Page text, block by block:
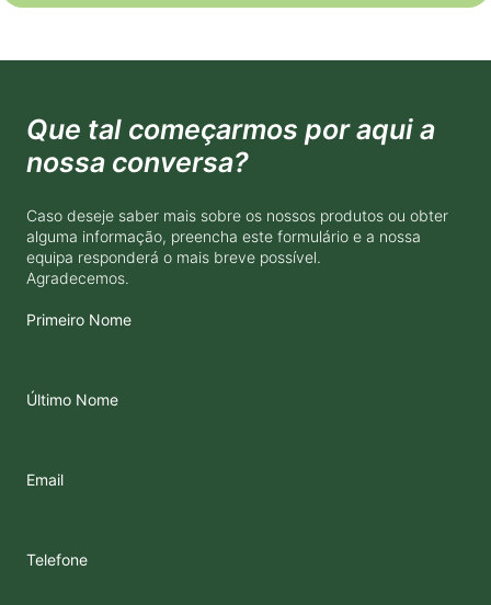
Que tal começarmos por aqui a
nossa conversa?
Caso deseje saber mais sobre os nossos produtos ou obter
alguma informação, preencha este formulário e a nossa
equipa responderá o mais breve possível.
Agradecemos.
Primeiro Nome
Último Nome
Email
Telefone